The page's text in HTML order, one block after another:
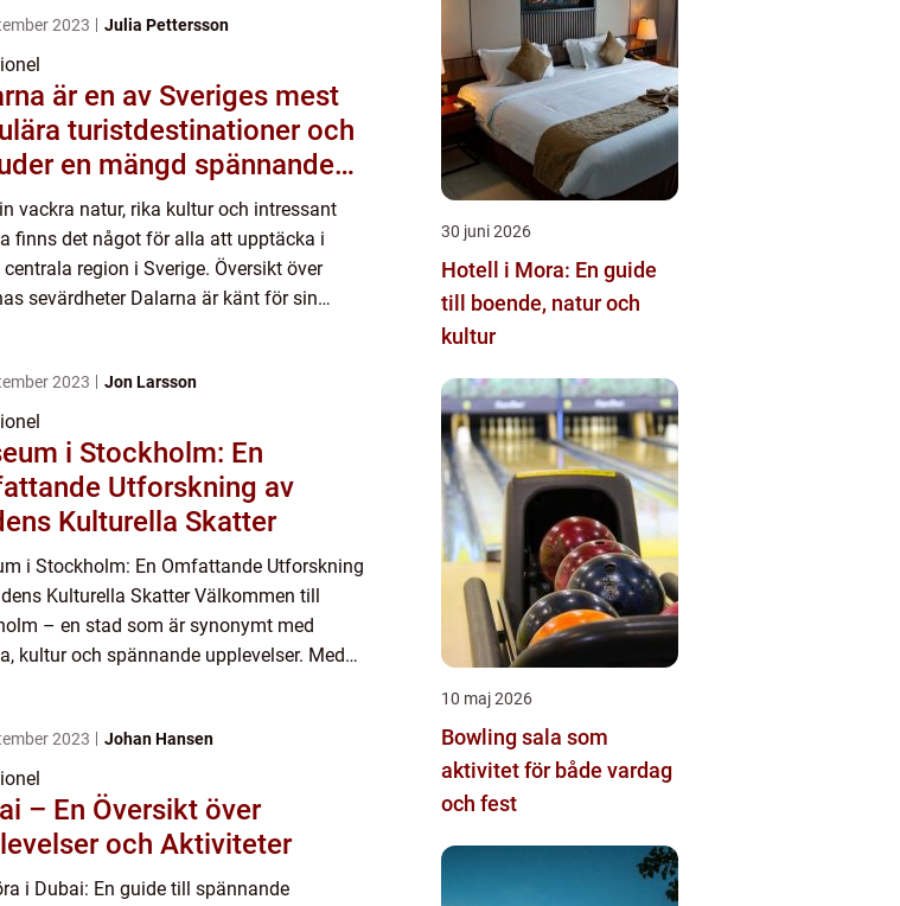
2023 Julia Pettersson
är en av Sveriges mest
turistdestinationer och
en mängd spännande
för upplevelsejägare
vackra natur, rika kultur och intressant
finns det något för alla att upptäcka i
region i Sverige. Översikt över
sevärdheter Dalarna är känt för sin
2023 Jon Larsson
i Stockholm: En
Utforskning av
Kulturella Skatter
i Stockholm: En Omfattande Utforskning
Kulturella Skatter Välkommen till
– en stad som är synonymt med
kultur och spännande upplevelser. Med
2023 Johan Hansen
– En Översikt över
och Aktiviteter
i Dubai: En guide till spännande
30 juni 2026
Hotell i Mora: En guide
till boende, natur och
kultur
10 maj 2026
Bowling sala som
aktivitet för både vardag
och fest